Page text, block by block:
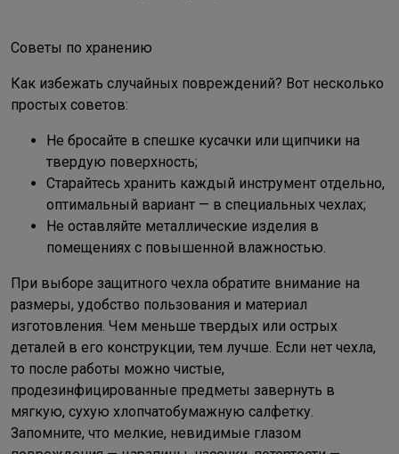
Советы по хранению
Как избежать случайных повреждений? Вот несколько
простых советов:
Не бросайте в спешке кусачки или щипчики на
твердую поверхность;
Старайтесь хранить каждый инструмент отдельно,
оптимальный вариант — в специальных чехлах;
Не оставляйте металлические изделия в
помещениях с повышенной влажностью.
При выборе защитного чехла обратите внимание на
размеры, удобство пользования и материал
изготовления. Чем меньше твердых или острых
деталей в его конструкции, тем лучше. Если нет чехла,
то после работы можно чистые,
продезинфицированные предметы завернуть в
мягкую, сухую хлопчатобумажную салфетку.
Запомните, что мелкие, невидимые глазом